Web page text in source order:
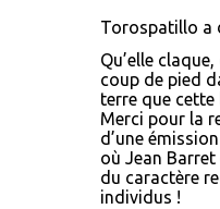
Torospatillo
Qu’elle
coup de pied
terre que cette
Merci pour la
d’une
où Jean
du caractère
individus !